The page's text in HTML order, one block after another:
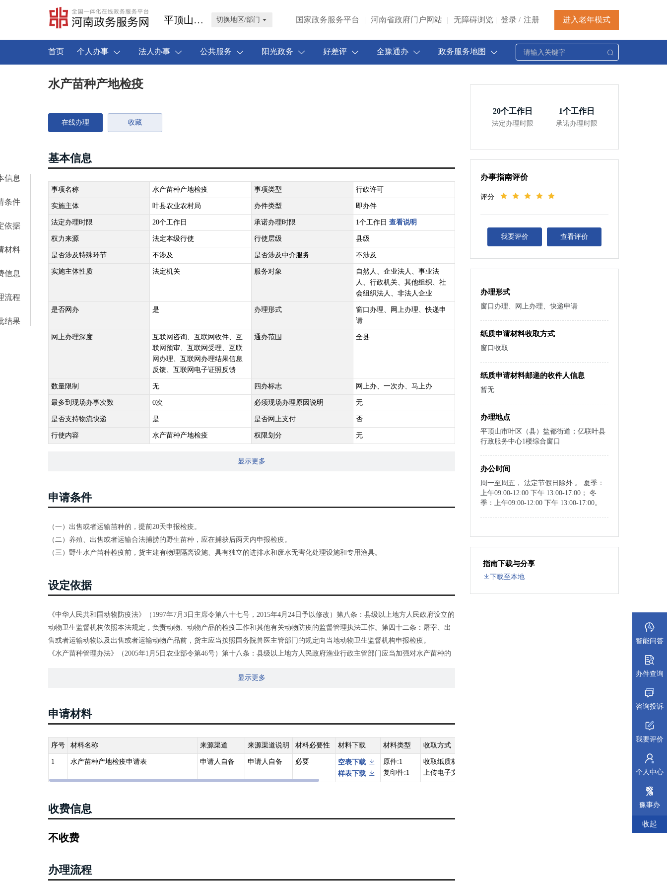
平顶山市叶县 切换地区/部门 国家政务服务平台 | 河南省政府门户网站 | 无障碍浏览 | 登录 / 注册 进入老年模式
首页 个人办事 法人办事 公共服务 阳光政务 好差评 全豫通办 政务服务地图
信息
条件
依据
材料
信息
流程
结果
水产苗种产地检疫
在线办理 收藏
基本信息
事项名称 水产苗种产地检疫 事项类型 行政许可
实施主体 叶县农业农村局 办件类型 即办件
法定办理时限 20个工作日 承诺办理时限 1个工作日 查看说明
权力来源 法定本级行使 行使层级 县级
是否涉及特殊环节 不涉及 是否涉及中介服务 不涉及
实施主体性质 法定机关 服务对象
自然人、企业法人、事业法
人、行政机关、其他组织、社
会组织法人、非法人企业
是否网办 是 办理形式
窗口办理、网上办理、快递申
请
网上办理深度
互联网咨询、互联网收件、互
联网预审、互联网受理、互联
网办理、互联网办理结果信息
反馈、互联网电子证照反馈
通办范围 全县
数量限制 无 四办标志 网上办、一次办、马上办
最多到现场办事次数 0次 必须现场办理原因说明 无
是否支持物流快递 是 是否网上支付 否
行使内容 水产苗种产地检疫 权限划分 无
显示更多
申请条件
（一）出售或者运输苗种的，提前20天申报检疫。
（二）养殖、出售或者运输合法捕捞的野生苗种，应在捕获后两天内申报检疫。
（三）野生水产苗种检疫前，货主建有物理隔离设施、具有独立的进排水和废水无害化处理设施和专用渔具。
设定依据
《中华人民共和国动物防疫法》（1997年7月3日主席令第八十七号，2015年4月24日予以修改）第八条：县级以上地方人民政府设立的
动物卫生监督机构依照本法规定，负责动物、动物产品的检疫工作和其他有关动物防疫的监督管理执法工作。第四十二条：屠宰、出
售或者运输动物以及出售或者运输动物产品前，货主应当按照国务院兽医主管部门的规定向当地动物卫生监督机构申报检疫。
《水产苗种管理办法》（2005年1月5日农业部令第46号）第十八条：县级以上地方人民政府渔业行政主管部门应当加强对水产苗种的
按照检疫规程实施检疫，对检疫合格的水产苗种出具检疫合格证明。
显示更多
申请材料
序号 材料名称 来源渠道 来源渠道说明 材料必要性 材料下载 材料类型 收取方式
1 水产苗种产地检疫申请表 申请人自备 申请人自备 必要
空表下载
样表下载
原件:1
复印件:1
收取纸质材料、
上传电子文件
收费信息
不收费
办理流程
20个工作日
法定办理时限
1个工作日
承诺办理时限
办事指南评价
评分
我要评价 查看评价
办理形式
窗口办理、网上办理、快递申请
纸质申请材料收取方式
窗口收取
纸质申请材料邮递的收件人信息
暂无
办理地点
平顶山市叶区（县）盐都街道；亿联叶县
行政服务中心1楼综合窗口
办公时间
周一至周五， 法定节假日除外 。 夏季：
上午09:00-12:00 下午 13:00-17:00； 冬
季：上午09:00-12:00 下午 13:00-17:00。
指南下载与分享
下载至本地
智能问答
办件查询
咨询投诉
我要评价
个人中心
豫事办
收起